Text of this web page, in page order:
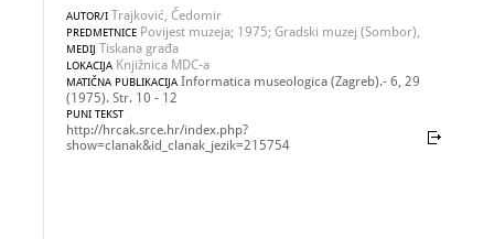
AUTOR/I Trajković, Čedomir
PREDMETNICE Povijest muzeja; 1975; Gradski muzej (Sombor),
MEDIJ Tiskana građa
LOKACIJA Knjižnica MDC-a
MATIČNA PUBLIKACIJA Informatica museologica (Zagreb).- 6, 29
(1975). Str. 10 - 12
PUNI TEKST
http://hrcak.srce.hr/index.php?
show=clanak&id_clanak_jezik=215754